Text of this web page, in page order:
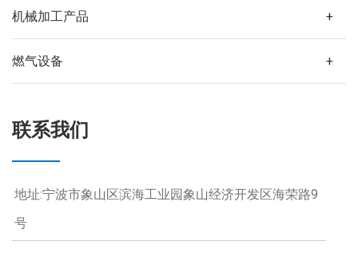
机械加工产品 +
燃气设备 +
联系我们
地址:宁波市象山区滨海工业园象山经济开发区海荣路9
号